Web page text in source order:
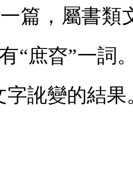
一篇，屬書
“庶昚”一詞
字訛變的結果